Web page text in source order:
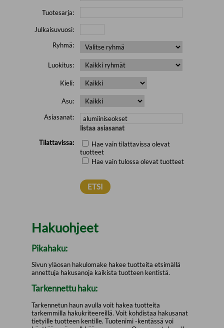
Tuotesarja:
Julkaisuvuosi:
Ryhmä:
Luokitus:
Kieli:
Asu:
Asiasanat:
listaa asiasanat
Tilattavissa:
Hae vain tilattavissa olevat
tuotteet
Hae vain tulossa olevat tuotteet
Hakuohjeet
Pikahaku:
Sivun yläosan hakulomake hakee tuotteita etsimällä
annettuja hakusanoja kaikista tuotteen kentistä.
Tarkennettu haku:
Tarkennetun haun avulla voit hakea tuotteita
tarkemmilla hakukriteereillä. Voit kohdistaa hakusanat
tietyille tuotteen kentille. Tuotenimi -kentässä voi